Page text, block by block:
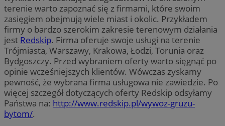
terenie warto zapoznać się z firmami, które swoim
zasięgiem obejmują wiele miast i okolic. Przykładem
firmy o bardzo szerokim zakresie terenowym działania
jest Redskip. Firma oferuje swoje usługi na terenie
Trójmiasta, Warszawy, Krakowa, Łodzi, Torunia oraz
Bydgoszczy. Przed wybraniem oferty warto sięgnąć po
opinie wcześniejszych klientów. Wówczas zyskamy
pewność, że wybrana firma usługowa nie zawiedzie. Po
więcej szczegół dotyczących oferty Redskip odsyłamy
Państwa na: http://www.redskip.pl/wywoz-gruzu-
bytom/.